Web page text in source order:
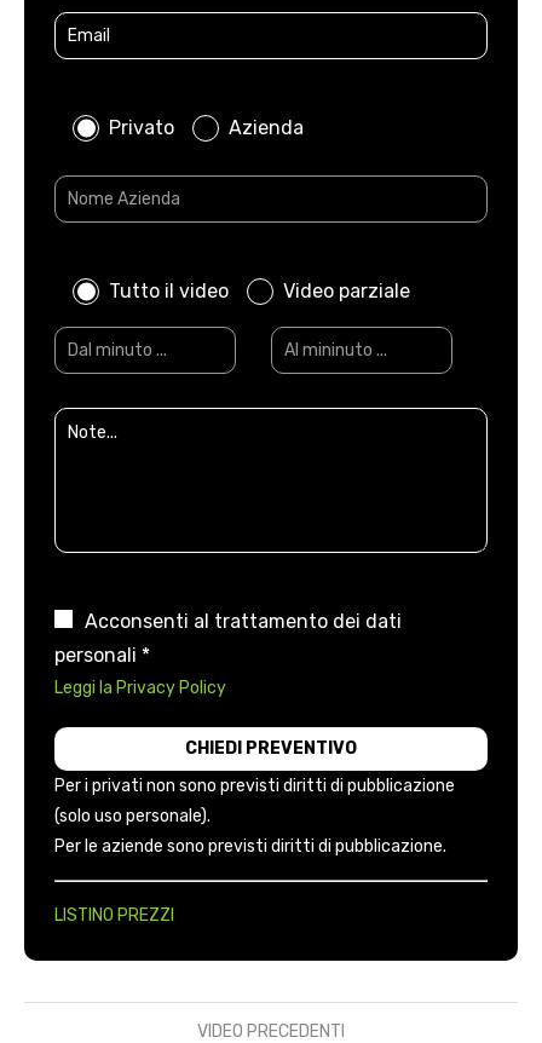
Privato Azienda
Tutto il video Video parziale
Acconsenti al trattamento dei dati
personali *
Leggi la Privacy Policy
Per i privati non sono previsti diritti di pubblicazione
(solo uso personale).
Per le aziende sono previsti diritti di pubblicazione.
LISTINO PREZZI
VIDEO PRECEDENTI